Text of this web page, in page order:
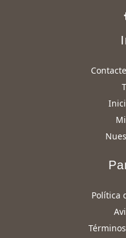
Política